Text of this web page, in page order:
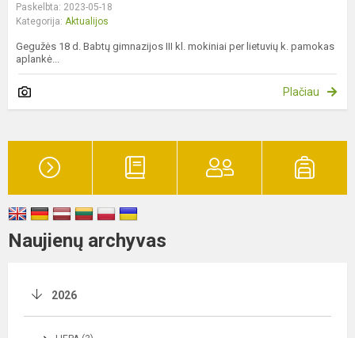
Paskelbta: 2023-05-18
Kategorija: Aktualijos
Gegužės 18 d. Babtų gimnazijos III kl. mokiniai per lietuvių k. pamokas
aplankė...
Plačiau
Naujienų archyvas
2026